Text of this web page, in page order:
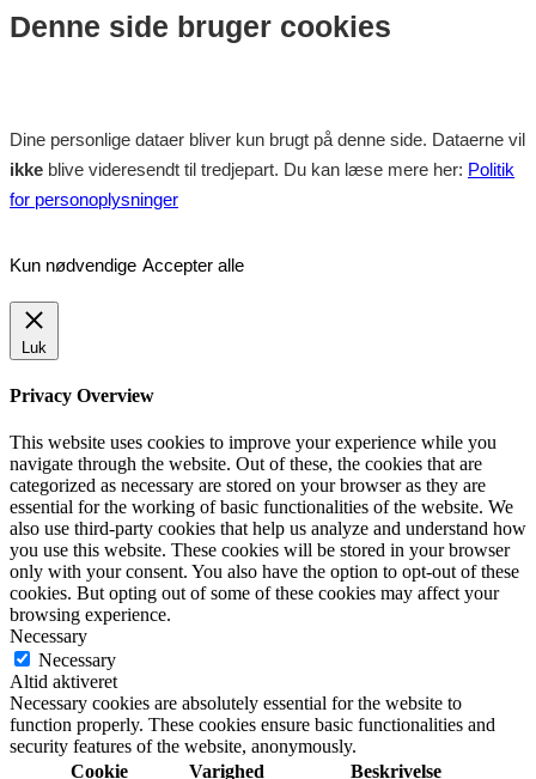
Denne side bruger cookies
Dine personlige dataer bliver kun brugt på denne side. Dataerne vil
ikke blive videresendt til tredjepart. Du kan læse mere her: Politik
for personoplysninger
Kun nødvendige Accepter alle
Luk
Privacy Overview
This website uses cookies to improve your experience while you
navigate through the website. Out of these, the cookies that are
categorized as necessary are stored on your browser as they are
essential for the working of basic functionalities of the website. We
also use third-party cookies that help us analyze and understand how
you use this website. These cookies will be stored in your browser
only with your consent. You also have the option to opt-out of these
cookies. But opting out of some of these cookies may affect your
browsing experience.
Necessary
Necessary
Altid aktiveret
Necessary cookies are absolutely essential for the website to
function properly. These cookies ensure basic functionalities and
security features of the website, anonymously.
Cookie
Varighed Beskrivelse